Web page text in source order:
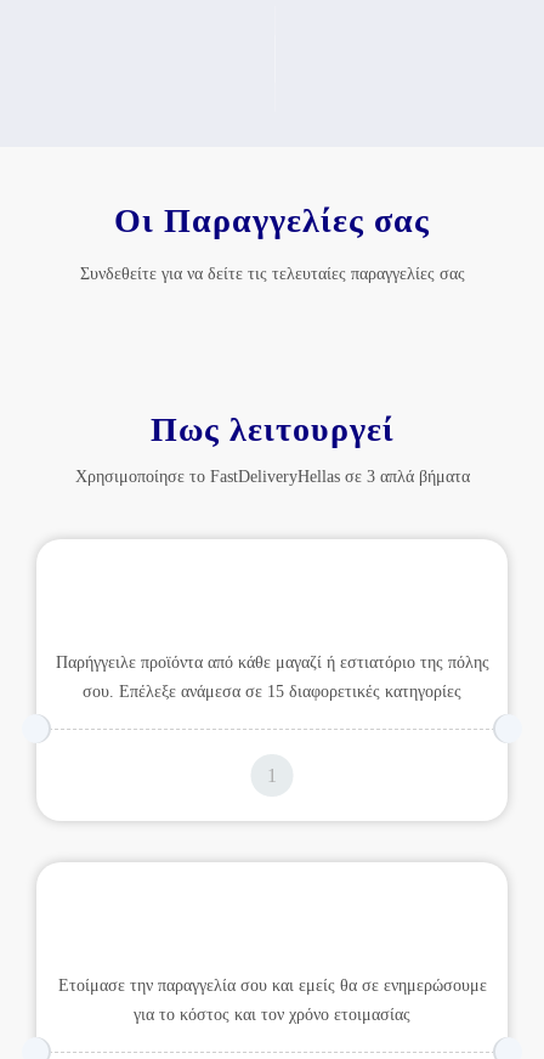
Οι Παραγγελίες σας
Συνδεθείτε για να δείτε τις τελευταίες παραγγελίες σας
Πως λειτουργεί
Χρησιμοποίησε το FastDeliveryHellas σε 3 απλά βήματα
Παρήγγειλε προϊόντα από κάθε μαγαζί ή εστιατόριο της πόλης
σου. Επέλεξε ανάμεσα σε 15 διαφορετικές κατηγορίες
Ετοίμασε την παραγγελία σου και εμείς θα σε ενημερώσουμε
για το κόστος και τον χρόνο ετοιμασίας